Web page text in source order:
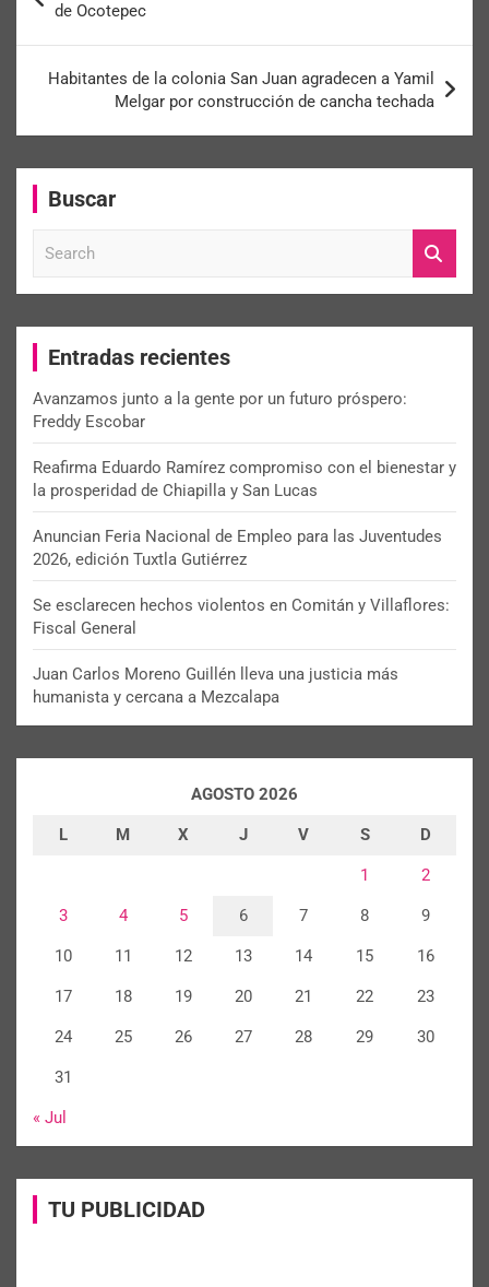
de Ocotepec
Habitantes de la colonia San Juan agradecen a Yamil
Melgar por construcción de cancha techada
Buscar
c
Entradas recientes
Avanzamos junto a la gente por un futuro próspero:
Freddy Escobar
Reafirma Eduardo Ramírez compromiso con el bienestar y
la prosperidad de Chiapilla y San Lucas
Anuncian Feria Nacional de Empleo para las Juventudes
2026, edición Tuxtla Gutiérrez
Se esclarecen hechos violentos en Comitán y Villaflores:
Fiscal General
Juan Carlos Moreno Guillén lleva una justicia más
humanista y cercana a Mezcalapa
AGOSTO 2026
L M X J V S D
1 2
3 4 5 6 7 8 9
10 11 12 13 14 15 16
17 18 19 20 21 22 23
24 25 26 27 28 29 30
31
« Jul
TU PUBLICIDAD